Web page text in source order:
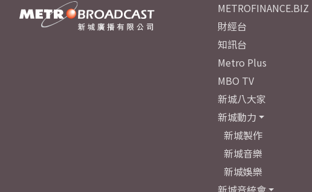
METROFINANCE.BIZ
財經台
知訊台
Metro Plus
MBO TV
新城八大家
新城動力
新城製作
新城音樂
新城娛樂